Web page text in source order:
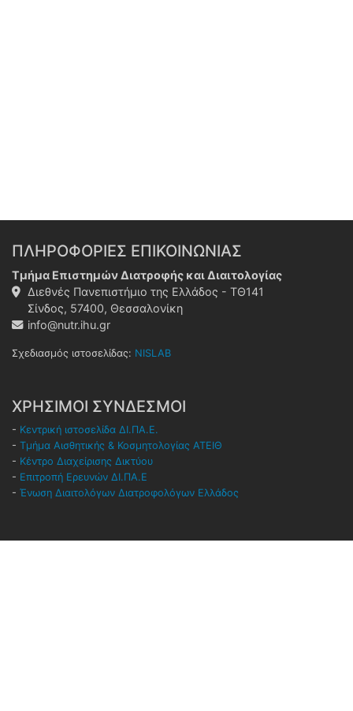
ΠΛΗΡΟΦΟΡΙΕΣ ΕΠΙΚΟΙΝΩΝΙΑΣ
Τμήμα Επιστημών Διατροφής και Διαιτολογίας
Διεθνές Πανεπιστήμιο της Ελλάδος - ΤΘ141
Σίνδος, 57400, Θεσσαλονίκη
info@nutr.ihu.gr
Σχεδιασμός ιστοσελίδας: NISLAB
ΧΡΗΣΙΜΟΙ ΣΥΝΔΕΣΜΟΙ
- Κεντρική ιστοσελίδα ΔΙ.ΠΑ.Ε.
- Τμήμα Αισθητικής & Κοσμητολογίας ΑΤΕΙΘ
- Κέντρο Διαχείρισης Δικτύου
- Επιτροπή Ερευνών ΔΙ.ΠΑ.Ε
- Ένωση Διαιτολόγων Διατροφολόγων Ελλάδος